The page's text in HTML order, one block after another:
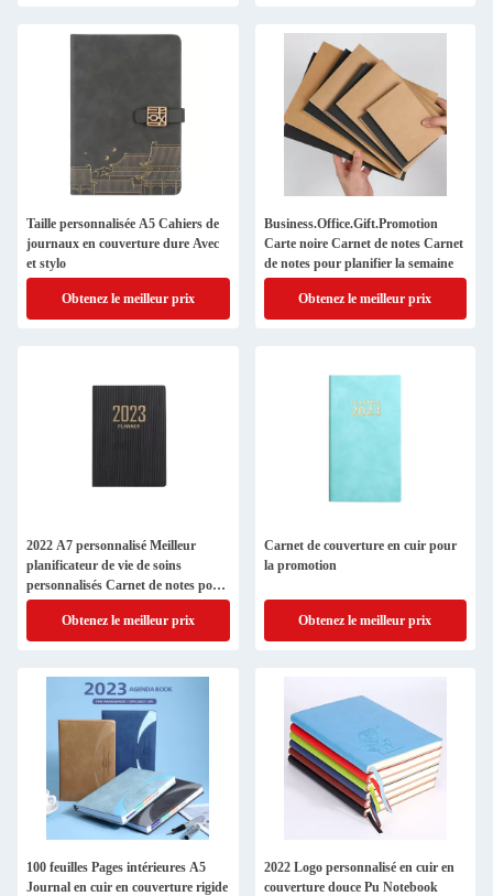
Taille personnalisée A5 Cahiers de
journaux en couverture dure Avec
et stylo
Obtenez le meilleur prix
Business.Office.Gift.Promotion
Carte noire Carnet de notes Carnet
de notes pour planifier la semaine
Obtenez le meilleur prix
2022 A7 personnalisé Meilleur
planificateur de vie de soins
personnalisés Carnet de notes pour
bureau d'affaires
Obtenez le meilleur prix
Carnet de couverture en cuir pour
la promotion
Obtenez le meilleur prix
100 feuilles Pages intérieures A5
Journal en cuir en couverture rigide
2022 Logo personnalisé en cuir en
couverture douce Pu Notebook